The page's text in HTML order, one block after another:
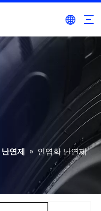
난연제 » 인염화 난연제